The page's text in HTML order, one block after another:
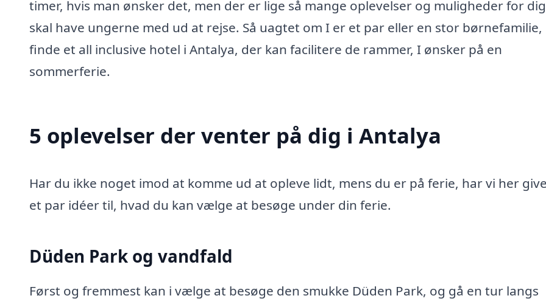
timer, hvis man ønsker det, men der er lige så mange oplevelser og muligheder for
skal have ungerne med ud at rejse. Så uagtet om I er et par eller en stor børnefamilie,
finde et all inclusive hotel i Antalya, der kan facilitere de rammer, I ønsker på en
sommerferie.
5 oplevelser der venter på dig i Antalya
Har du ikke noget imod at komme ud at opleve lidt, mens du er på ferie, har vi her
et par idéer til, hvad du kan vælge at besøge under din ferie.
Düden Park og vandfald
Først og fremmest kan i vælge at besøge den smukke Düden Park, og gå en tur langs